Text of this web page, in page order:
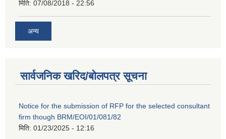
मिति: 07/08/2018 - 22:56
अन्य
सार्वजनिक खरिद/बोलपत्र सूचना
Notice for the submission of RFP for the selected consultant
firm though BRM/EOI/01/081/82
मिति: 01/23/2025 - 12:16